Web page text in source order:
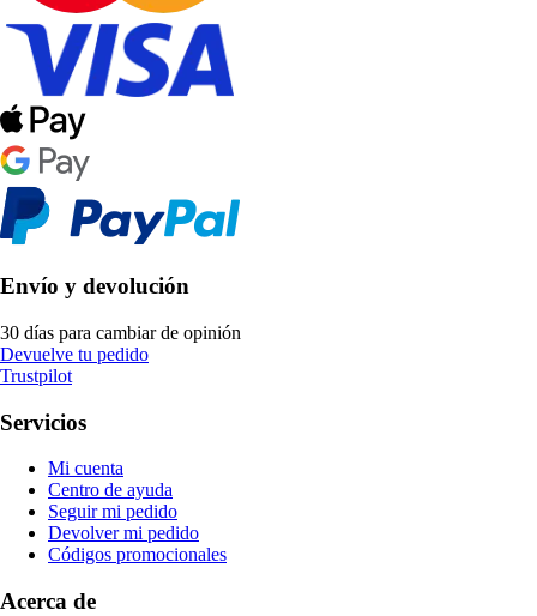
Envío y devolución
30 días para cambiar de opinión
Devuelve tu pedido
Trustpilot
Servicios
Mi cuenta
Centro de ayuda
Seguir mi pedido
Devolver mi pedido
Códigos promocionales
Acerca de